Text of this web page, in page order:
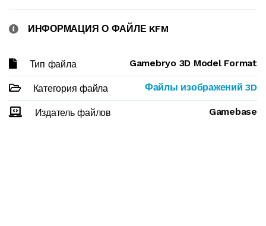
ИНФОРМАЦИЯ О ФАЙЛЕ KFM
Тип файла Gamebryo 3D Model Format
Категория файла Файлы изображений 3D
Издатель файлов Gamebase